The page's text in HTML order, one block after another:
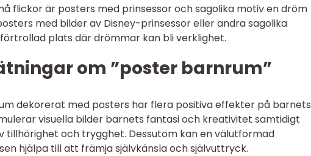
flickor är posters med prinsessor och sagolika motiv en dröm
med bilder av Disney-prinsessor eller andra sagolika
plats där drömmar kan bli verklighet.
om ”poster barnrum”
dekorerat med posters har flera positiva effekter på barnets
visuella bilder barnets fantasi och kreativitet samtidigt
tillhörighet och trygghet. Dessutom kan en välutformad
hjälpa till att främja självkänsla och självuttryck.